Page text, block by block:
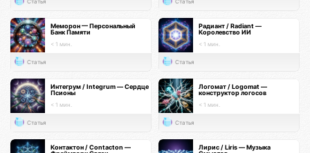
Статья Статья
Меморон — Персональный
Банк Памяти
< 1 мин.
Статья
Радиант / Radiant —
Королевство ИИ
< 1 мин.
Статья
Интегрум / Integrum — Сердце
Псионы
< 1 мин.
Статья
Логомат / Logomat —
конструктор логосов
< 1 мин.
Статья
Контактон / Contacton —
Лирис / Liris — Музыка